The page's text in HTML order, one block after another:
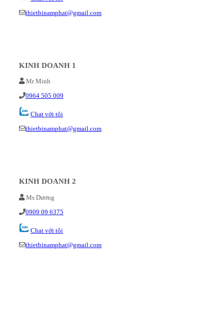
thietbinamphat@gmail.com
KINH DOANH 1
Mr Minh
0964 505 009
Chat với tôi
thietbinamphat@gmail.com
KINH DOANH 2
Ms Dương
0909 09 6375
Chat với tôi
thietbinamphat@gmail.com